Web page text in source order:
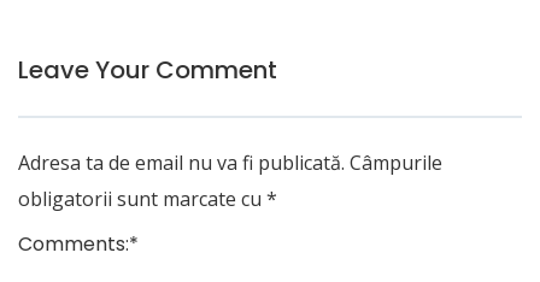
Leave Your Comment
Adresa ta de email nu va fi publicată. Câmpurile
obligatorii sunt marcate cu *
Comments:*